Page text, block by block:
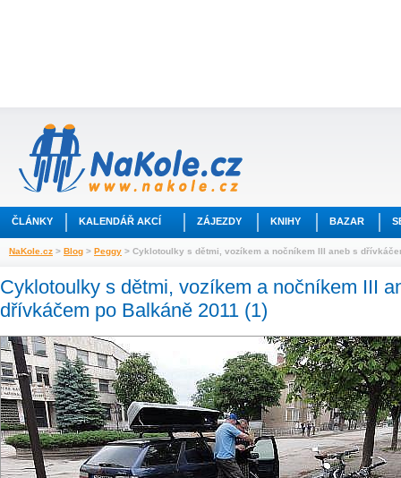
ČLÁNKY KALENDÁŘ AKCÍ ZÁJEZDY KNIHY BAZAR
NaKole.cz > Blog > Peggy > Cyklotoulky s dětmi, vozíkem a nočníkem III aneb s
Cyklotoulky s dětmi, vozíkem a nočníkem III
dřívkáčem po Balkáně 2011 (1)